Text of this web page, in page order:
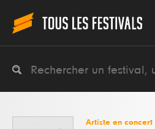
Artiste en concert